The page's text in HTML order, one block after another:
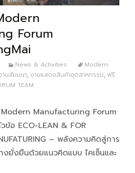
Forum
News & Activities
Modern
านสัมมนา, งานแสดงสินค้าอุตสาหกรรม, ฟรี
TEAM
Manufacturing Forum
ข้อ ECO-LEAN & FOR
– พลังความคิดสู่การ
ยั่งยืนด้วยแนวคิดแบบ ไคเซ็นและ